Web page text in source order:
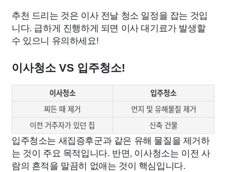
추천 드리는 것은 이사 전날 청소 일정을 잡는 것입
니다. 급하게 진행하게 되면 이사 대기료가 발생할
수 있으니 유의하세요!
이사청소 VS 입주청소!
이사청소
입주청소
찌든 때 제거
먼지 및 유해물질 제거
이전 거주자가 있던 집
신축 건물
입주청소는 새집증후군과 같은 유해 물질을 제거하
는 것이 주요 목적입니다. 반면, 이사청소는 이전 사
람의 흔적을 말끔히 없애는 것이 핵심입니다.